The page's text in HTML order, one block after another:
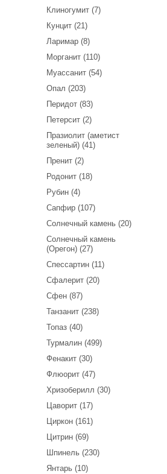
Клиногумит (7)
Кунцит (21)
Ларимар (8)
Морганит (110)
Муассанит (54)
Опал (203)
Перидот (83)
Петерсит (2)
Празиолит (аметист
зеленый) (41)
Пренит (2)
Родонит (18)
Рубин (4)
Сапфир (107)
Солнечный камень (20)
Солнечный камень
(Орегон) (27)
Спессартин (11)
Сфалерит (20)
Сфен (87)
Танзанит (238)
Топаз (40)
Турмалин (499)
Фенакит (30)
Флюорит (47)
Хризоберилл (30)
Цаворит (17)
Циркон (161)
Цитрин (69)
Шпинель (230)
Янтарь (10)